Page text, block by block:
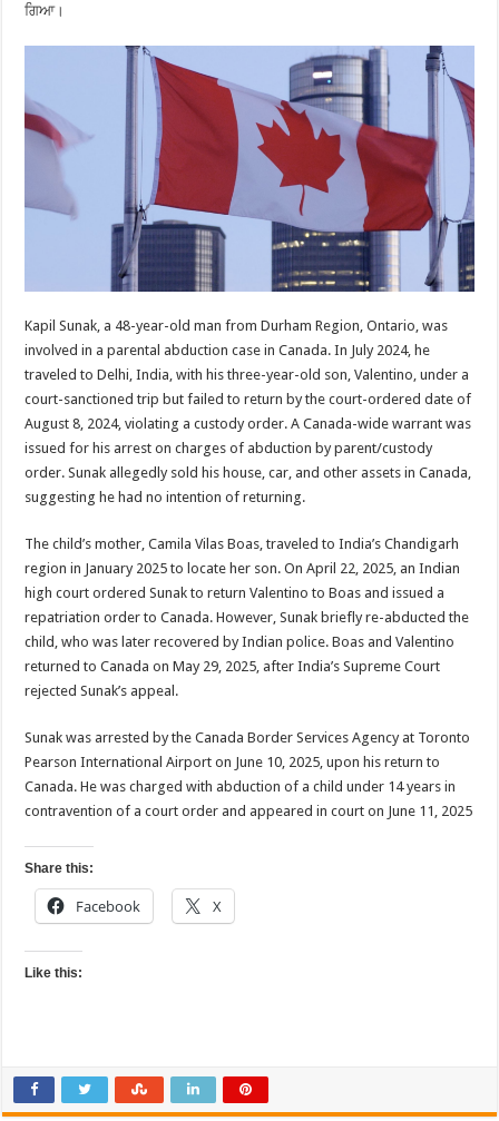
ਗਿਆ।
Kapil Sunak, a 48-year-old man from Durham Region, Ontario, was
involved in a parental abduction case in Canada. In July 2024, he
traveled to Delhi, India, with his three-year-old son, Valentino, under a
court-sanctioned trip but failed to return by the court-ordered date of
August 8, 2024, violating a custody order. A Canada-wide warrant was
issued for his arrest on charges of abduction by parent/custody
order. Sunak allegedly sold his house, car, and other assets in Canada,
suggesting he had no intention of returning.
The child’s mother, Camila Vilas Boas, traveled to India’s Chandigarh
region in January 2025 to locate her son. On April 22, 2025, an Indian
high court ordered Sunak to return Valentino to Boas and issued a
repatriation order to Canada. However, Sunak briefly re-abducted the
child, who was later recovered by Indian police. Boas and Valentino
returned to Canada on May 29, 2025, after India’s Supreme Court
rejected Sunak’s appeal.
Sunak was arrested by the Canada Border Services Agency at Toronto
Pearson International Airport on June 10, 2025, upon his return to
Canada. He was charged with abduction of a child under 14 years in
contravention of a court order and appeared in court on June 11, 2025
Share this:
Facebook X
Like this: